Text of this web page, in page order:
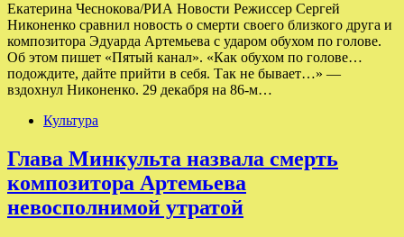
Екатерина Чеснокова/РИА Новости Режиссер Сергей
Никоненко сравнил новость о смерти своего близкого друга и
композитора Эдуарда Артемьева с ударом обухом по голове.
Об этом пишет «Пятый канал». «Как обухом по голове…
подождите, дайте прийти в себя. Так не бывает…» —
вздохнул Никоненко. 29 декабря на 86-м…
Культура
Глава Минкульта назвала смерть
композитора Артемьева
невосполнимой утратой